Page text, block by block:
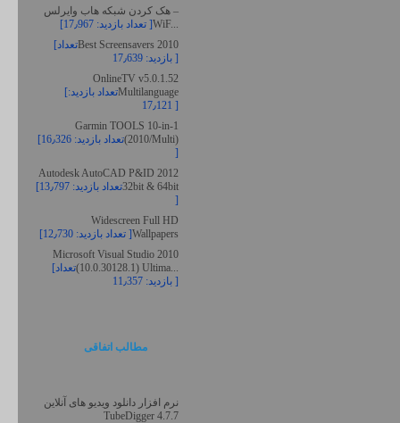
هک کردن شبکه هاب وایرلس –
WiF...[تعداد بازدید: 17٫967 ]
Best Screensavers 2010
[تعداد
بازدید: 17٫639 ]
OnlineTV v5.0.1.52
Multilanguage
[تعداد بازدید:
17٫121 ]
Garmin TOOLS 10-in-1
(2010/Multi)
[تعداد بازدید: 16٫326
]
Autodesk AutoCAD P&ID 2012
32bit & 64bit
[تعداد بازدید: 13٫797
]
Widescreen Full HD
Wallpapers[تعداد بازدید: 12٫730 ]
Microsoft Visual Studio 2010
(10.0.30128.1) Ultima...
[تعداد
بازدید: 11٫357 ]
مطالب اتفاقی
نرم افزار دانلود ویدیو های آنلاین
TubeDigger 4.7.7